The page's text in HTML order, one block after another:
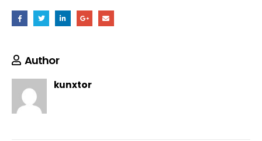
Author
kunxtor